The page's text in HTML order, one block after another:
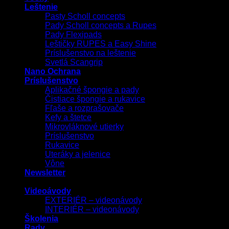
Leštenie
Pasty Scholl concepts
Pady Scholl concepts a Rupes
Pady Flexipads
Leštičky RUPES a Easy Shine
Príslušenstvo na leštenie
Svetlá Scangrip
Nano Ochrana
Príslušenstvo
Aplikačné špongie a pady
Čistiace špongie a rukavice
Fľaše a rozprašovače
Kefy a štetce
Mikrovláknové utierky
Príslušenstvo
Rukavice
Uteráky a jelenice
Vône
Newsletter
Videoávody
EXTERIÉR – videonávody
INTERIÉR – videonávody
Školenia